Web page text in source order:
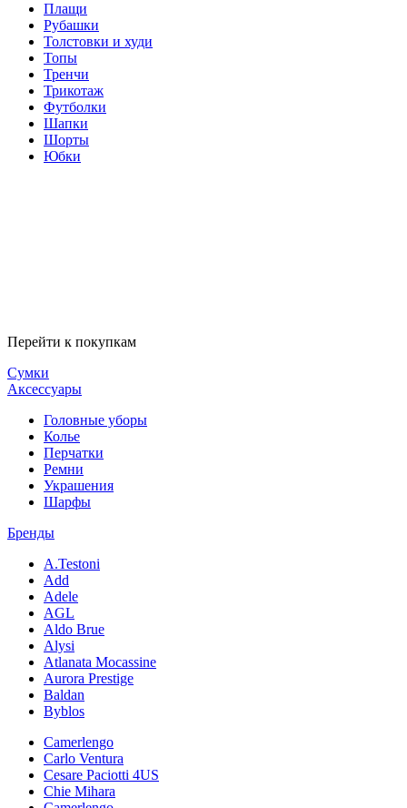
Плащи
Рубашки
Толстовки и худи
Топы
Тренчи
Трикотаж
Футболки
Шапки
Шорты
Юбки
Перейти к покупкам
Сумки
Аксессуары
Головные уборы
Колье
Перчатки
Ремни
Украшения
Шарфы
Бренды
A.Testoni
Add
Adele
AGL
Aldo Brue
Alysi
Atlanata Mocassine
Aurora Prestige
Baldan
Byblos
Camerlengo
Carlo Ventura
Cesare Paciotti 4US
Chie Mihara